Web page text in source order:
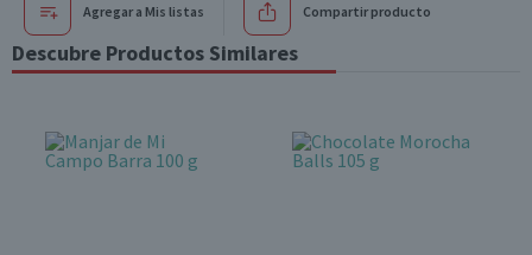
Agregar a Mis listas Compartir producto
Descubre Productos Similares